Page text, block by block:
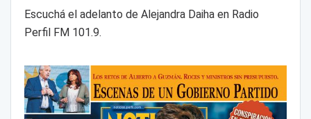
Escuchá el adelanto de Alejandra Daiha en Radio
Perfil FM 101.9.